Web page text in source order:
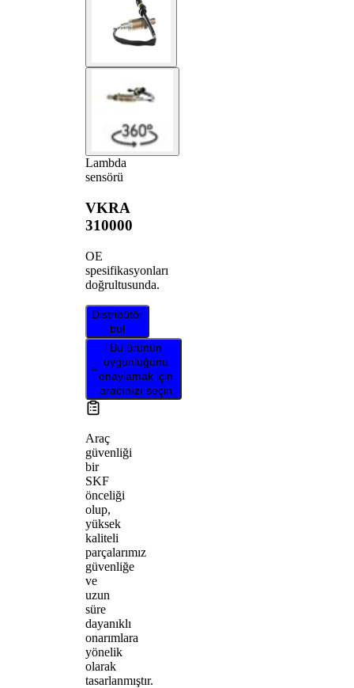
Lambda
sensörü
VKRA
310000
OE
spesifikasyonları
doğrultusunda.
Distribütör
bul
Bu ürünün
uygunluğunu
onaylamak için
aracınızı seçin
Araç
güvenliği
bir
SKF
önceliği
olup,
yüksek
kaliteli
parçalarımız
güvenliğe
ve
uzun
süre
dayanıklı
onarımlara
yönelik
olarak
tasarlanmıştır.